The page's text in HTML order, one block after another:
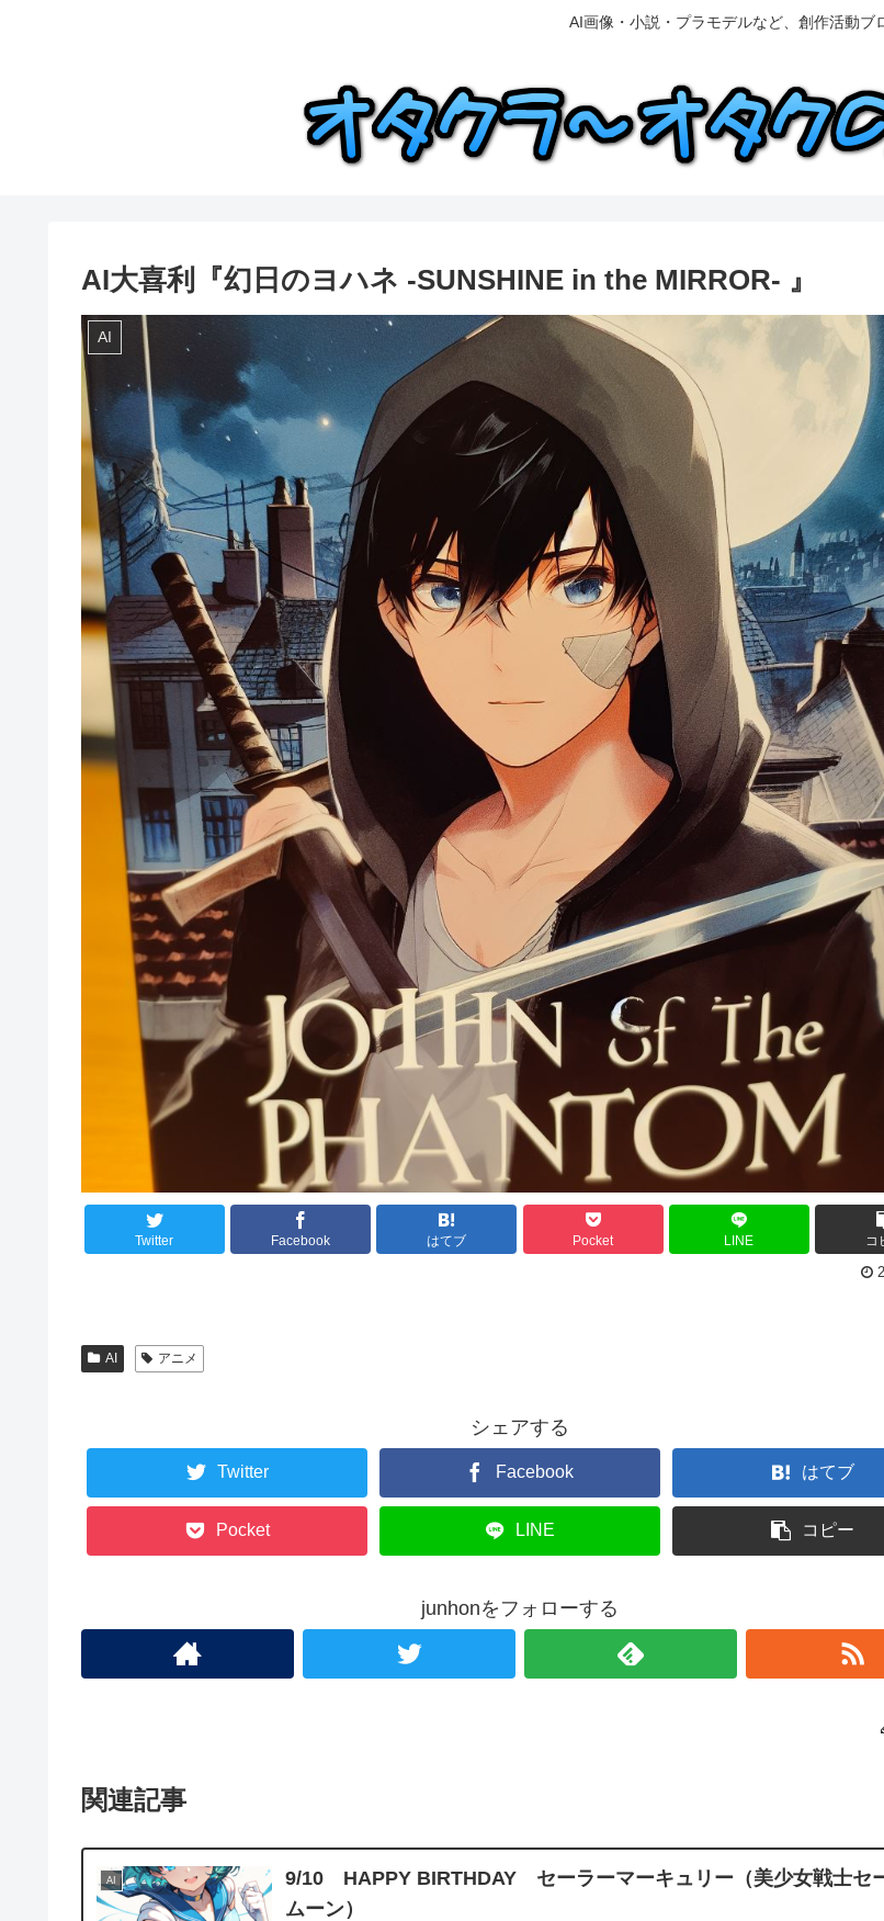
AI画像・小説・プラモデルなど、創作活動ブ
AI大喜利『幻日のヨハネ -SUNSHINE in the MIRROR- 』
AI
Twitter Facebook はてブ Pocket LINE コ
AI アニメ
シェアする
Twitter Facebook はてブ
Pocket LINE コピー
junhonをフォローする
関連記事
AI
9/10 HAPPY BIRTHDAY セーラーマーキュリー（美少女戦士セ
ムーン）